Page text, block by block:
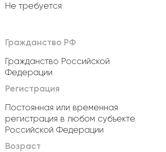
Не требуется
Гражданство РФ
Гражданство Российской
Федерации
Регистрация
Постоянная или временная
регистрация в любом субъекте
Российской Федерации
Возраст